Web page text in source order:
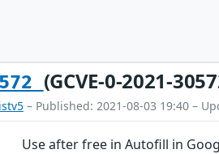
(GCVE-0-2021-
– Published: 2021-08-03 19:40 –
Use after free in Autofill in